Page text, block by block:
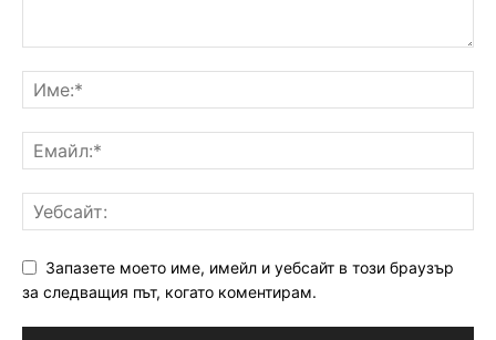
Запазете моето име, имейл и уебсайт в този браузър
за следващия път, когато коментирам.